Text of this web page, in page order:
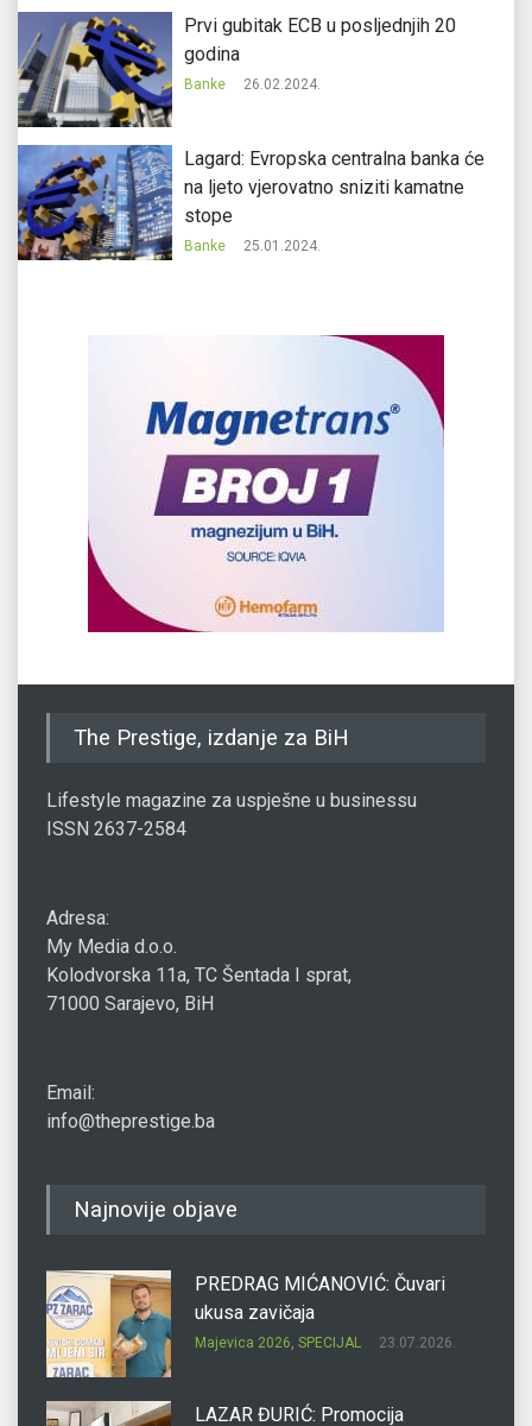
Prvi gubitak ECB u posljednjih 20
godina
Banke 26.02.2024.
Lagard: Evropska centralna banka će
na ljeto vjerovatno sniziti kamatne
stope
Banke 25.01.2024.
The Prestige, izdanje za BiH
Lifestyle magazine za uspješne u businessu
ISSN 2637-2584
Adresa:
My Media d.o.o.
Kolodvorska 11a, TC Šentada I sprat,
71000 Sarajevo, BiH
Email:
info@theprestige.ba
Najnovije objave
PREDRAG MIĆANOVIĆ: Čuvari
ukusa zavičaja
Majevica 2026, SPECIJAL 23.07.2026.
LAZAR ĐURIĆ: Promocija